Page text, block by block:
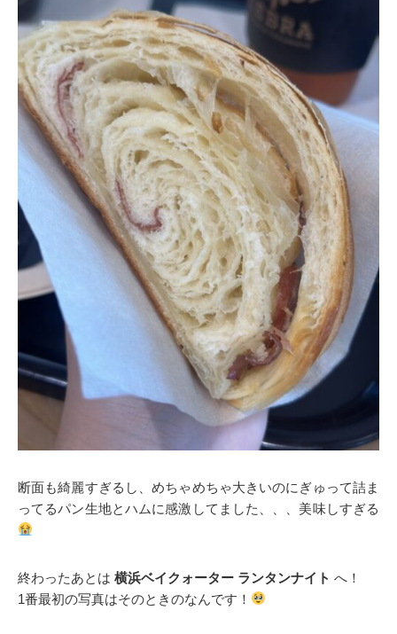
断面も綺麗すぎるし、めちゃめちゃ大きいのにぎゅって詰ま
ってるパン生地とハムに感激してました、、、美味しすぎる
終わったあとは 横浜ベイクォーター ランタンナイト へ！
1番最初の写真はそのときのなんです！